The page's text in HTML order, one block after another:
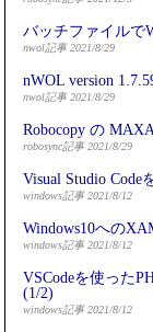
バッチファイルで
nwol記事 2021/8/29
nWOL version
nwol記事 2021/8/29
Robocopy の
robosync記事 2021/8/29
Visual Studio Code
windows記事 2021/8/12
Windows10への
windows記事 2021/8/12
VSCodeを使った
(1/2)
windows記事 2021/8/12